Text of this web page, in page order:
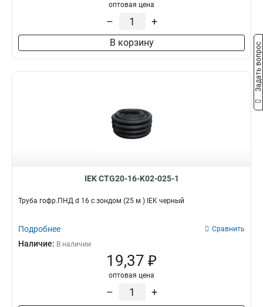
оптовая цена
– +
В корзину
IEK CTG20-16-K02-025-1
Труба гофр.ПНД d 16 с зондом (25 м ) IEK черный
Подробнее Сравнить
Наличие: В наличии
19,37 ₽
оптовая цена
– +
Задать вопрос